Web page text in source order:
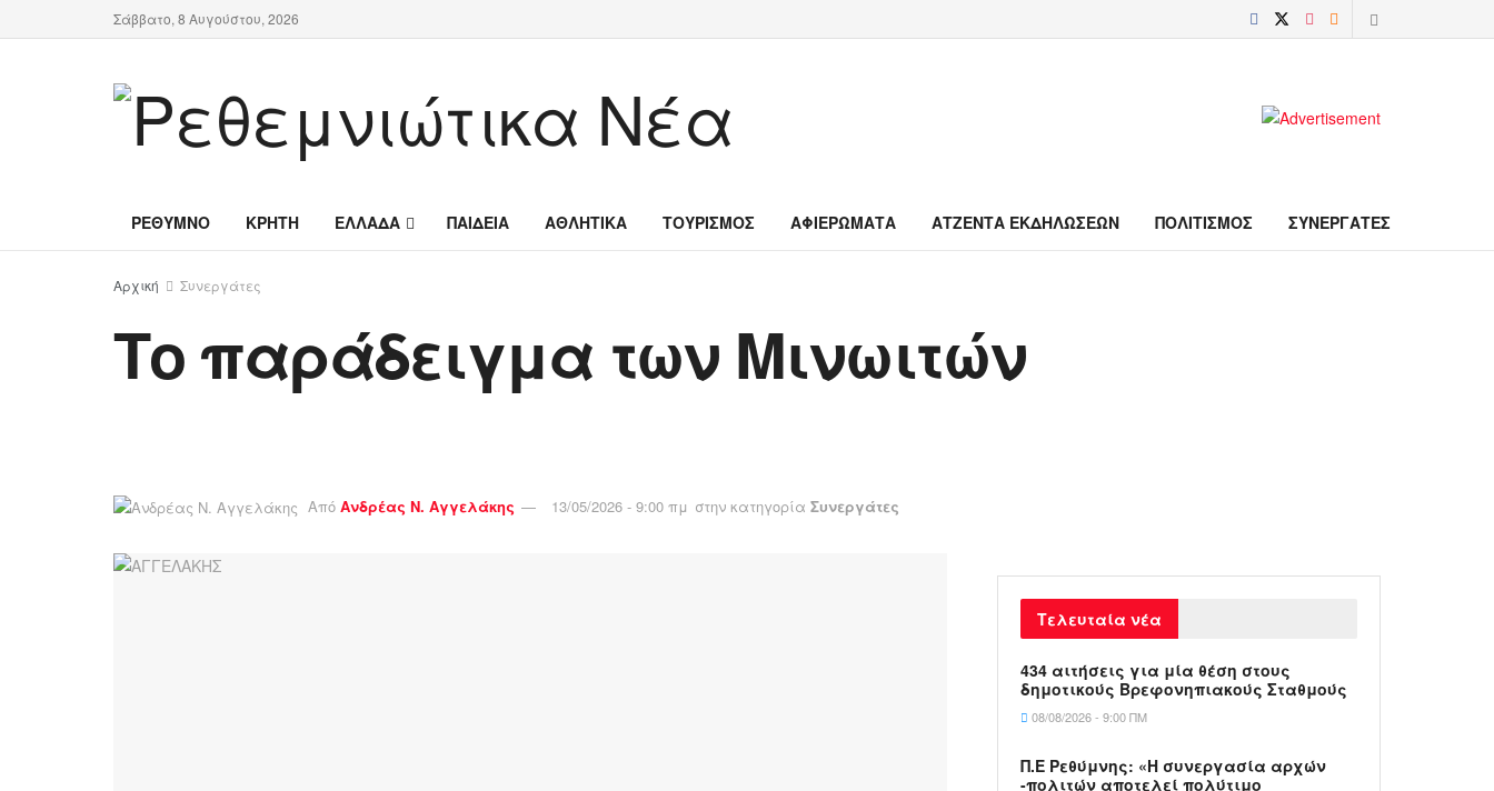
Σάββατο, 8 Αυγούστου, 2026
ΡΕΘΥΜΝΟ ΚΡΗΤΗ ΕΛΛΑΔΑ ΠΑΙΔΕΙΑ ΑΘΛΗΤΙΚΑ ΤΟΥΡΙΣΜΟΣ ΑΦΙΕΡΩΜΑΤΑ ΑΤΖΕΝΤΑ ΕΚΔΗΛΩΣΕΩΝ ΠΟΛΙΤΙΣΜΟΣ ΣΥΝΕΡΓΑΤΕΣ
Αρχική Συνεργάτες
Το παράδειγμα των Μινωιτών
Από Ανδρέας Ν. Αγγελάκης 13/05/2026 - 9:00 πμ στην κατηγορία Συνεργάτες
Τελευταία νέα
434 αιτήσεις για μία θέση στους
δημοτικούς Βρεφονηπιακούς Σταθμούς
08/08/2026 - 9:00 ΠΜ
Π.Ε Ρεθύμνης: «Η συνεργασία αρχών
-πολιτών αποτελεί πολύτιμο